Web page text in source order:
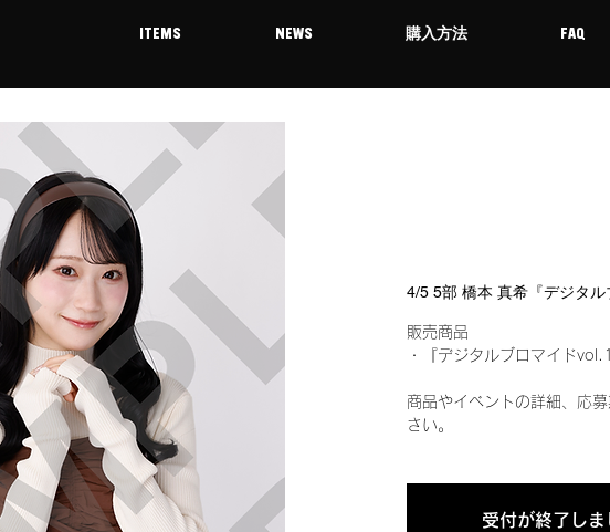
ITEMS NEWS 購入方法 FAQ
4/5 5部 橋本 真希『デジタ
販売商品
・『デジタルブロマイド
商品やイベントの詳細、応
さい。
受付が終了しま